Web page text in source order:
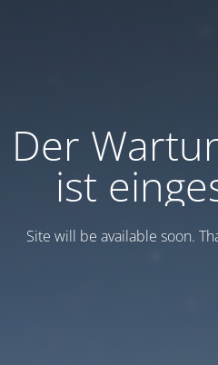
Der
ist
Site will be available soon.